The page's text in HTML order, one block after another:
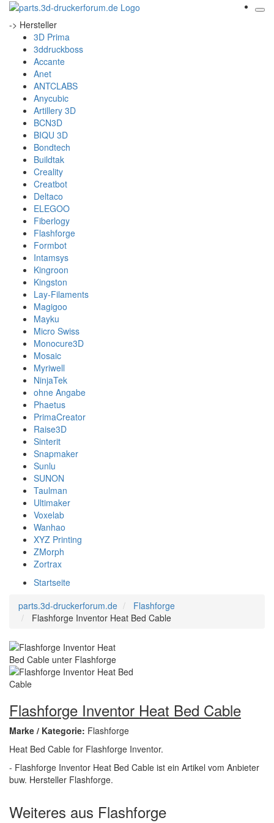
-> Hersteller
3D Prima
3ddruckboss
Accante
Anet
ANTCLABS
Anycubic
Artillery 3D
BCN3D
BIQU 3D
Bondtech
Buildtak
Creality
Creatbot
Deltaco
ELEGOO
Fiberlogy
Flashforge
Formbot
Intamsys
Kingroon
Kingston
Lay-Filaments
Magigoo
Mayku
Micro Swiss
Monocure3D
Mosaic
Myriwell
NinjaTek
ohne Angabe
Phaetus
PrimaCreator
Raise3D
Sinterit
Snapmaker
Sunlu
SUNON
Taulman
Ultimaker
Voxelab
Wanhao
XYZ Printing
ZMorph
Zortrax
Startseite
parts.3d-druckerforum.de
Flashforge
Flashforge Inventor Heat Bed Cable
Flashforge Inventor Heat Bed Cable
Marke / Kategorie: Flashforge
Heat Bed Cable for Flashforge Inventor.
- Flashforge Inventor Heat Bed Cable ist ein Artikel vom Anbieter
buw. Hersteller Flashforge.
Weiteres aus Flashforge